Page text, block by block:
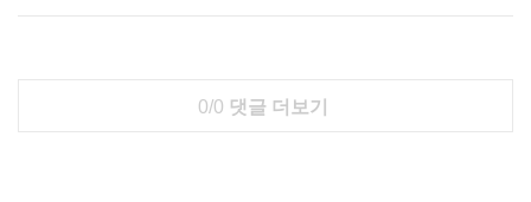
0/0 댓글 더보기